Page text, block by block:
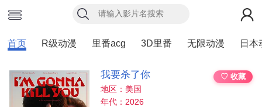
首页 R级动漫 里番acg 3D里番 无限动漫 日本
我要杀了你
♡ 收藏
地区：美国
年代：2026